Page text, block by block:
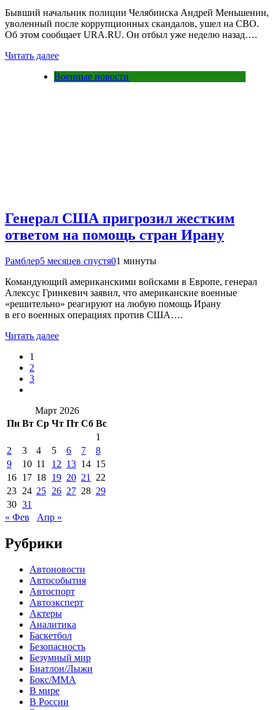
Бывший начальник полиции Челябинска Андрей Меньшенин,
уволенный после коррупционных скандалов, ушел на СВО.
Об этом сообщает URA.RU. Он отбыл уже неделю назад….
Читать далее
Военные новости
Генерал США пригрозил жестким
ответом на помощь стран Ирану
Рамблер5 месяцев спустя01 минуты
Командующий американскими войсками в Европе, генерал
Алексус Гринкевич заявил, что американские военные
«решительно» реагируют на любую помощь Ирану
в его военных операциях против США….
Читать далее
1
2
3
Март 2026
Пн Вт Ср Чт Пт Сб Вс
1
2
3 4 5 6 7
8
9
10 11 12 13 14 15
16 17 18 19 20 21
22
23 24 25 26 27 28 29
30 31
« Фев
Апр »
Рубрики
Автоновости
Автособытия
Автоспорт
Автоэксперт
Актеры
Аналитика
Баскетбол
Безопасность
Безумный мир
Биатлон/Лыжи
Бокс/MMA
В мире
В России